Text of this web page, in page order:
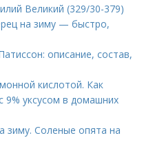
Великий (329/30-379)
на зиму — быстро,
описание, состав,
кислотой. Как
9% уксусом в домашних
зиму. Соленые опята на